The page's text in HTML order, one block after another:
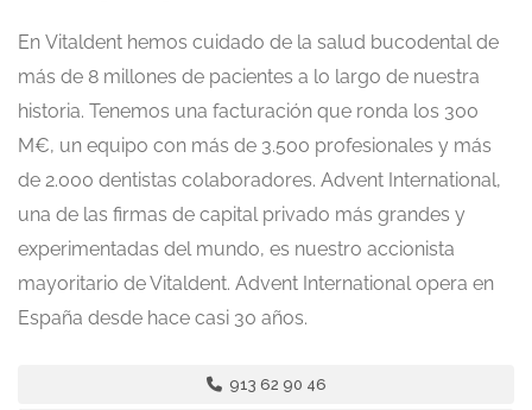
En Vitaldent hemos cuidado de la salud bucodental de
más de 8 millones de pacientes a lo largo de nuestra
historia. Tenemos una facturación que ronda los 300
M€, un equipo con más de 3.500 profesionales y más
de 2.000 dentistas colaboradores. Advent International,
una de las firmas de capital privado más grandes y
experimentadas del mundo, es nuestro accionista
mayoritario de Vitaldent. Advent International opera en
España desde hace casi 30 años.
913 62 90 46